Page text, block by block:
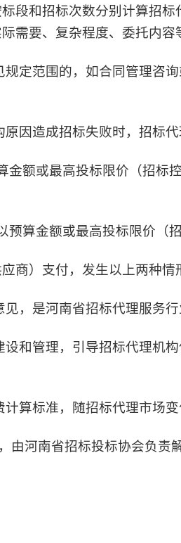
段和招标次数分别计算招
需要、复杂程度、委托内容
定范围的，如合同管理咨
因造成招标失败时，招标代
金额或最高投标限价（招标
算金额或最高投标限价（
商）支付，发生以上两种
，是河南省招标代理服务行
和管理，引导招标代理机
算标准，随招标代理市场变
由河南省招标投标协会负责解